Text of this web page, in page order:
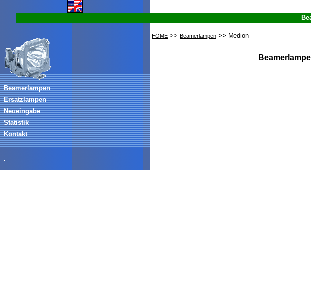
Beamerlampen
Ersatzlampen
Neueingabe
Statistik
Kontakt
.
HOME >> Beamerlampen >> Medion